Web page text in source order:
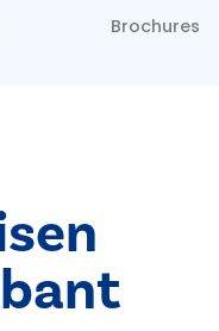
Brochures